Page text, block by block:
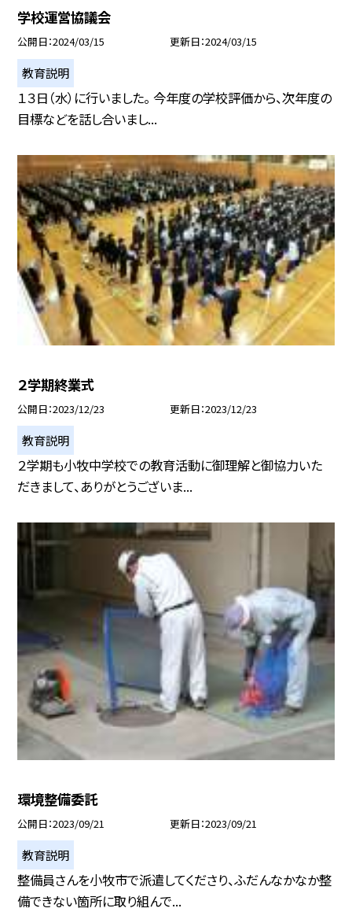
学校運営協議会
公開日 2024/03/15 更新日 2024/03/15
教育説明
１３日（水）に行いました。 今年度の学校評価から、次年度の
目標などを話し合いまし...
２学期終業式
公開日 2023/12/23 更新日 2023/12/23
教育説明
２学期も小牧中学校での教育活動に御理解と御協力いた
だきまして、ありがとうございま...
環境整備委託
公開日 2023/09/21 更新日 2023/09/21
教育説明
整備員さんを小牧市で派遣してくださり、ふだんなかなか整
備できない箇所に取り組んで...